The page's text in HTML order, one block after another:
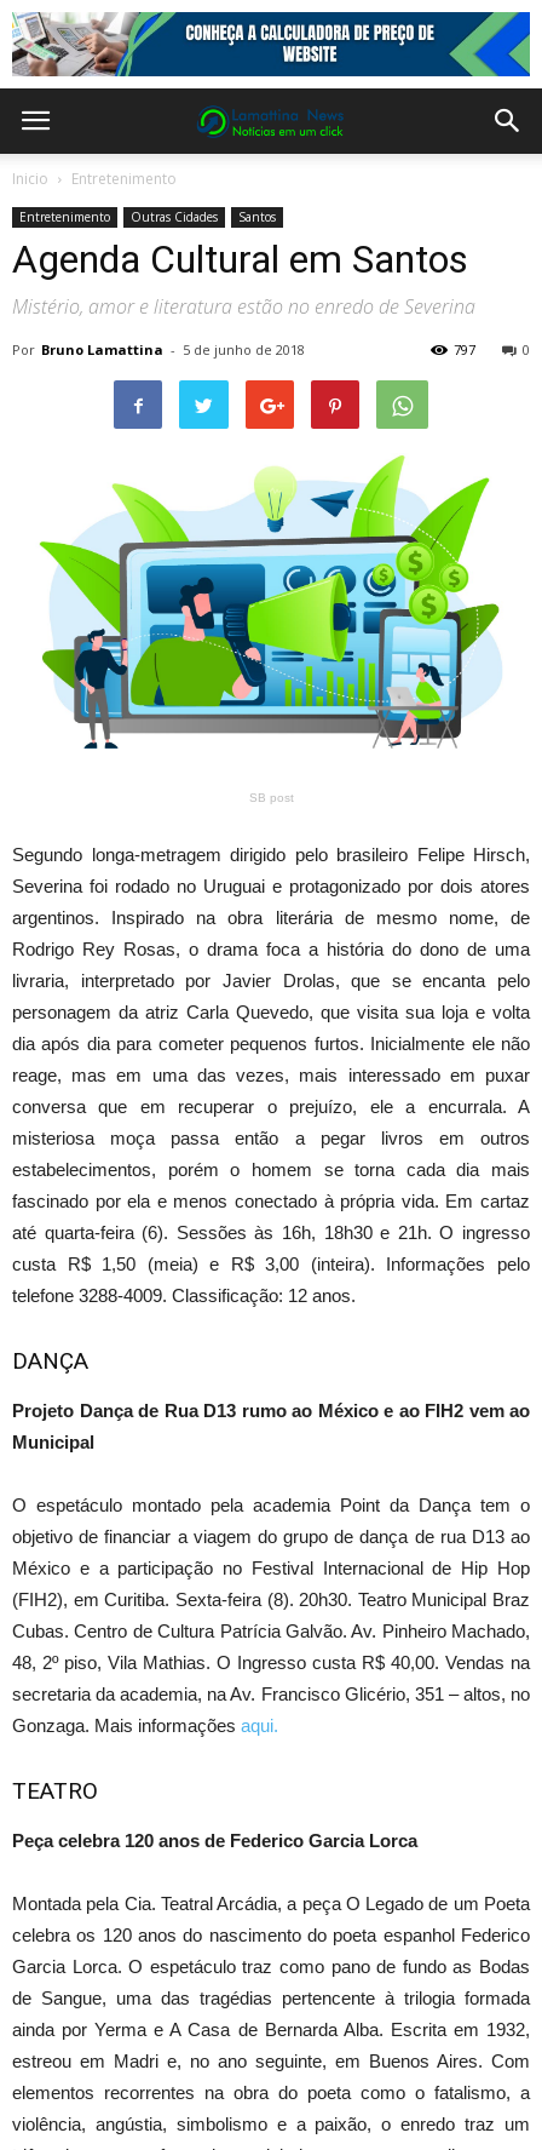
Inicio Entretenimento
Entretenimento Outras Cidades Santos
Agenda Cultural em Santos
Mistério, amor e literatura estão no enredo de Severina
Por Bruno Lamattina - 5 de junho de 2018 0
797
SB post
Segundo longa-metragem dirigido pelo brasileiro Felipe Hirsch,
Severina foi rodado no Uruguai e protagonizado por dois atores
argentinos. Inspirado na obra literária de mesmo nome, de
Rodrigo Rey Rosas, o drama foca a história do dono de uma
livraria, interpretado por Javier Drolas, que se encanta pelo
personagem da atriz Carla Quevedo, que visita sua loja e volta
dia após dia para cometer pequenos furtos. Inicialmente ele não
reage, mas em uma das vezes, mais interessado em puxar
conversa que em recuperar o prejuízo, ele a encurrala. A
misteriosa moça passa então a pegar livros em outros
estabelecimentos, porém o homem se torna cada dia mais
fascinado por ela e menos conectado à própria vida. Em cartaz
até quarta-feira (6). Sessões às 16h, 18h30 e 21h. O ingresso
custa R$ 1,50 (meia) e R$ 3,00 (inteira). Informações pelo
telefone 3288-4009. Classificação: 12 anos.
DANÇA
Projeto Dança de Rua D13 rumo ao México e ao FIH2 vem ao
Municipal
O espetáculo montado pela academia Point da Dança tem o
objetivo de financiar a viagem do grupo de dança de rua D13 ao
México e a participação no Festival Internacional de Hip Hop
(FIH2), em Curitiba. Sexta-feira (8). 20h30. Teatro Municipal Braz
Cubas. Centro de Cultura Patrícia Galvão. Av. Pinheiro Machado,
48, 2º piso, Vila Mathias. O Ingresso custa R$ 40,00. Vendas na
secretaria da academia, na Av. Francisco Glicério, 351 – altos, no
Gonzaga. Mais informações aqui.
TEATRO
Peça celebra 120 anos de Federico Garcia Lorca
Montada pela Cia. Teatral Arcádia, a peça O Legado de um Poeta
celebra os 120 anos do nascimento do poeta espanhol Federico
Garcia Lorca. O espetáculo traz como pano de fundo as Bodas
de Sangue, uma das tragédias pertencente à trilogia formada
ainda por Yerma e A Casa de Bernarda Alba. Escrita em 1932,
estreou em Madri e, no ano seguinte, em Buenos Aires. Com
elementos recorrentes na obra do poeta como o fatalismo, a
violência, angústia, simbolismo e a paixão, o enredo traz um